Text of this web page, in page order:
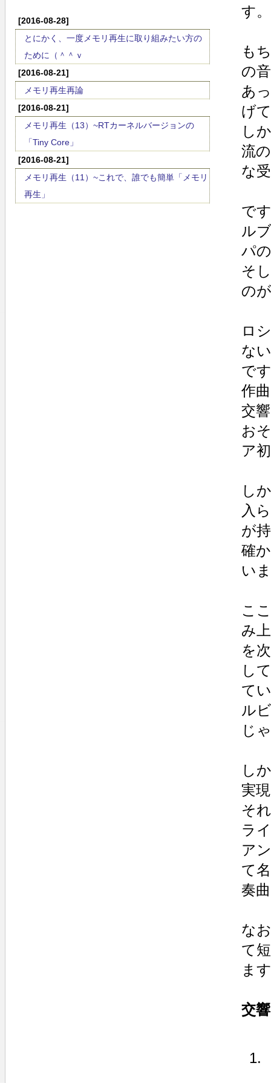
[2016-08-28]
とにかく、一度メモリ再生に取り組みたい方の
ために（＾＾ｖ
[2016-08-21]
メモリ再生再論
[2016-08-21]
メモリ再生（13）~RTカーネルバージョンの
「Tiny Core」
[2016-08-21]
メモリ再生（11）~これで、誰でも簡単「メモリ
再生」
す。
も
の
あ
げ
し
流
な
で
ル
パ
そ
の
ロ
な
で
作
交
お
ア
し
入
が
確
い
こ
み
を
し
て
ル
じ
し
実
そ
ラ
ア
て
奏
な
て
ま
交